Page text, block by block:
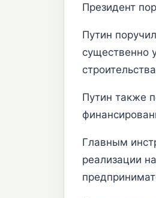
Президент
Путин
существенно
Путин также
Главным
реализации